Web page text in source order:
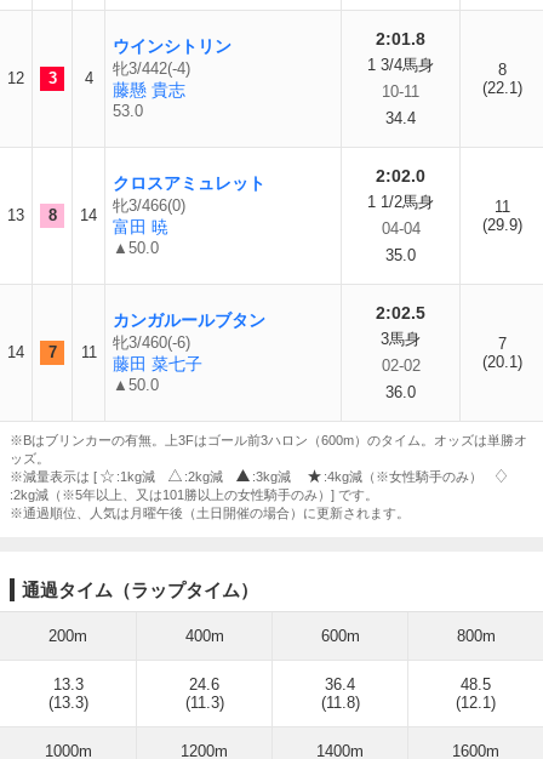
12 3 4
ウインシトリン
牝3/442(-4)
藤懸 貴志
53.0
2:01.8
1 3/4馬身
10-11
34.4
8
(22.1)
13 8 14
クロスアミュレット
牝3/466(0)
富田 暁
▲50.0
2:02.0
1 1/2馬身
04-04
35.0
11
(29.9)
14 7 11
カンガルールブタン
牝3/460(-6)
藤田 菜七子
▲50.0
2:02.5
3馬身
02-02
36.0
7
(20.1)
※Bはブリンカーの有無。上3Fはゴール前3ハロン（600m）のタイム。オッズは単勝オ
ッズ。
※減量表示は [
:1kg減 :2kg減 :3kg減
:4kg減（※女性騎手のみ）
:2kg減（※5年以上、又は101勝以上の女性騎手のみ）] です。
※通過順位、人気は月曜午後（土日開催の場合）に更新されます。
通過タイム（ラップタイム）
200m 400m 600m 800m
13.3
(13.3)
24.6
(11.3)
36.4
(11.8)
48.5
(12.1)
1000m 1200m 1400m 1600m